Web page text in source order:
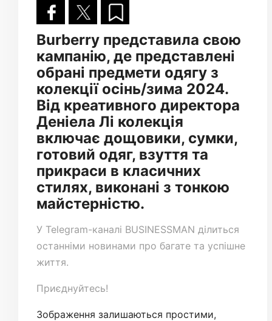
Burberry представила свою
кампанію, де представлені
обрані предмети одягу з
колекції осінь/зима 2024.
Від креативного директора
Деніела Лі колекція
включає дощовики, сумки,
готовий одяг, взуття та
прикраси в класичних
стилях, виконані з тонкою
майстерністю.
У Telegram-каналі BUSINESSMAN ділиться
останніми новинами про багате та успішне
життя.
Приєднуйтесь!
Зображення залишаються простими,